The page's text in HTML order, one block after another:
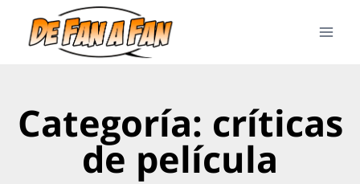
Categoría: críticas
de película